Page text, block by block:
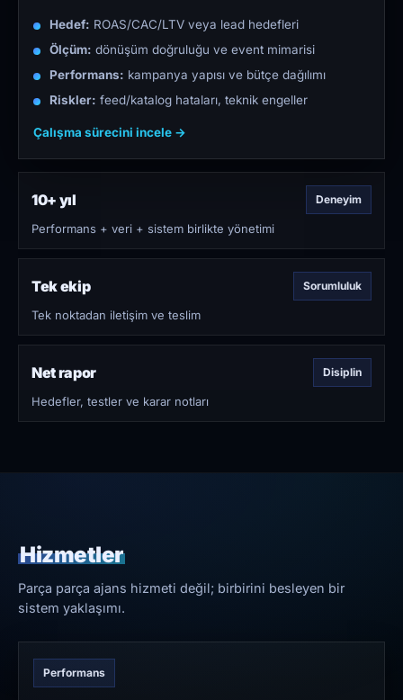
Hedef: ROAS/CAC/LTV veya lead hedefleri
Ölçüm: dönüşüm doğruluğu ve event mimarisi
Performans: kampanya yapısı ve bütçe dağılımı
Riskler: feed/katalog hataları, teknik engeller
Çalışma sürecini incele →
10+ yıl Deneyim
Performans + veri + sistem birlikte yönetimi
Tek ekip Sorumluluk
Tek noktadan iletişim ve teslim
Net rapor Disiplin
Hedefler, testler ve karar notları
Hizmetler
Parça parça ajans hizmeti değil; birbirini besleyen bir
sistem yaklaşımı.
Performans